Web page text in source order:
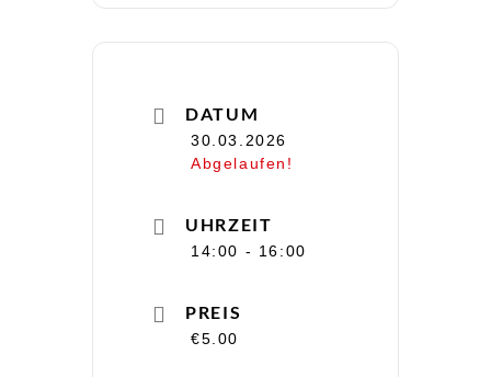
DATUM
30.03.2026
Abgelaufen!
UHRZEIT
14:00 - 16:00
PREIS
€5.00